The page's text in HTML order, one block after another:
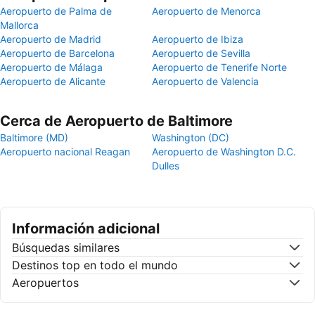
Aeropuerto de Palma de
Mallorca
Aeropuerto de Menorca
Aeropuerto de Madrid
Aeropuerto de Ibiza
Aeropuerto de Barcelona
Aeropuerto de Sevilla
Aeropuerto de Málaga
Aeropuerto de Tenerife Norte
Aeropuerto de Alicante
Aeropuerto de Valencia
Cerca de Aeropuerto de Baltimore
Baltimore (MD)
Washington (DC)
Aeropuerto nacional Reagan
Aeropuerto de Washington D.C.
Dulles
Información adicional
Búsquedas similares
Destinos top en todo el mundo
Aeropuertos